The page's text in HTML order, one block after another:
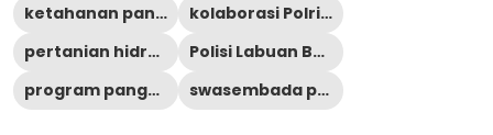
ketahanan pangan Manggarai Barat
kolaborasi Polri dan desa
pertanian hidroponik NTT
Polisi Labuan Bajo
program pangan Presiden RI
swasembada pangan desa